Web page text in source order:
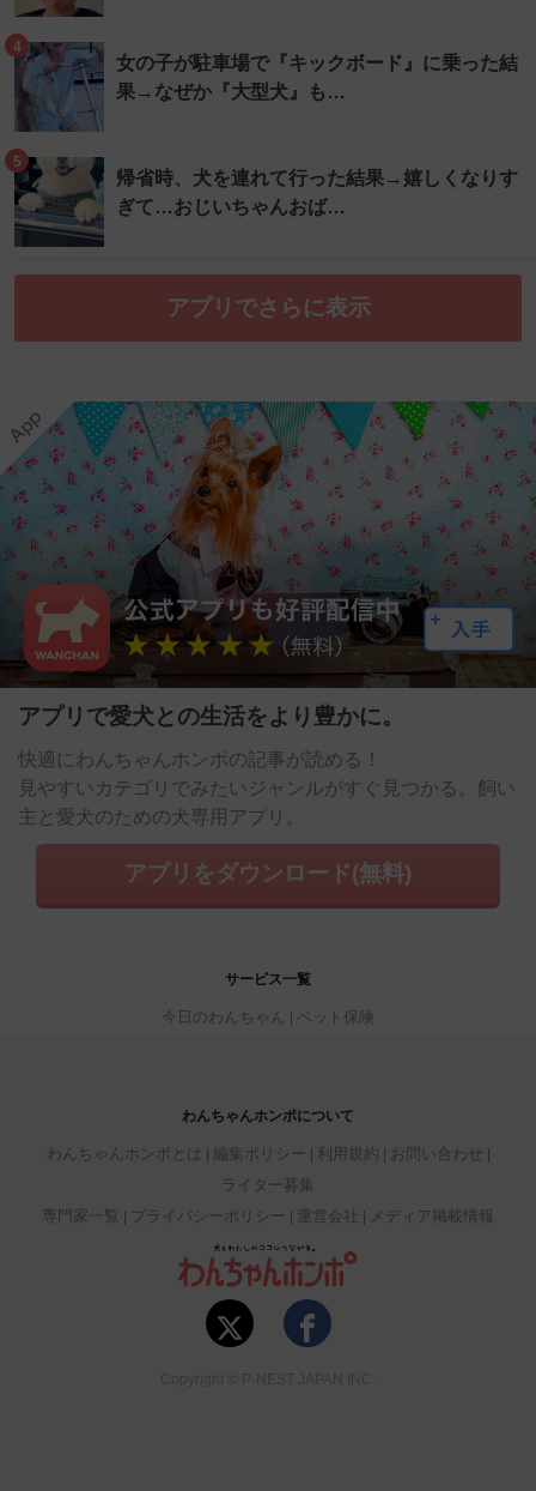
4
女の子が駐車場で『キックボード』に乗った結
果→なぜか『大型犬』も…
5
帰省時、犬を連れて行った結果→嬉しくなりす
ぎて…おじいちゃんおば…
アプリでさらに表示
アプリで愛犬との生活をより豊かに。
快適にわんちゃんホンポの記事が読める！
見やすいカテゴリでみたいジャンルがすぐ見つかる。飼い
主と愛犬のための犬専用アプリ。
アプリをダウンロード(無料)
サービス一覧
今日のわんちゃん ペット保険
わんちゃんホンポについて
わんちゃんホンポとは 編集ポリシー 利用規約
お問い合わせ
ライター募集
専門家一覧
プライバシーポリシー 運営会社 メディア掲載情報